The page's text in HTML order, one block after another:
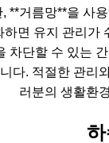
, **거름망**을 사
하면 유지 관리가
차단할 수 있는
다. 적절한 관리
러분의 생활환